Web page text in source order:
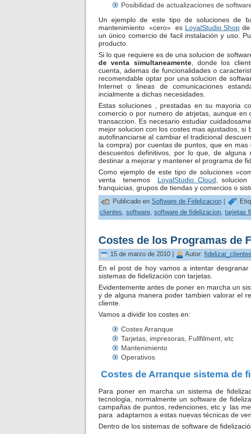
Posibilidad de actualizaciones de
Un ejemplo de este tipo de soluciones de
mantenimiento «cero» es LoyalStudio Shop
un único comercio de facil instalación y uso.
producto.
Si lo que requiere es de una solucion de
de venta simultaneamente, donde los
cuenta, ademas de funcionalidades o
recomendable optar por una solucion de
Internet o lineas de comunicaciones
incialmente a dichas necesidades.
Estas soluciones , prestadas en su mayoria
comercio o por numero de atrjetas, aunque
transaccion. Es necesario estudiar
mejor solucion con los costes mas ajustados,
autofinanciarse al cambiar el tradicional
la compra) por cuentas de puntos, que en
descuentos definitivos, por lo que, de
destinar a mejorar y mantener el programa de
Como ejemplo de este tipo de soluciones
venta tenemos LoyalStudio Cloud ,
franquicias, grupos de tiendas y comercios o
Publicado en Software de Fidelizacion
clientes, software, software de fidelizacion, tarjetas
Costes de los Programas de
15 de marzo de 2010 | Autor: fidelizar_clientes
En el post de hoy vamos a intentar
sistemas de fidelización con tarjetas.
Evidentemente antes de poner en marcha un
y de alguna manera poder tambien valorar el
cliente.
Vamos a dividir los costes en:
Costes Arranque
Tarjetas, impresoras, Fullfilment, etc
Mantenimiento
Operativos
Costes de Arranque sistema de
Para poner en marcha un sistema de
tecnologia, normalmente un software de
campañas de puntos, redenciones, etc y las
para adaptarnos a estas nuevas técnicas de
Dentro de los sistemas de software de